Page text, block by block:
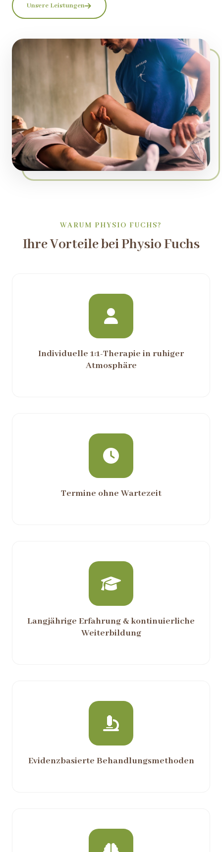
Unsere Leistungen
WARUM PHYSIO FUCHS?
Ihre Vorteile bei Physio Fuchs
Individuelle 1:1-Therapie in ruhiger
Atmosphäre
Termine ohne Wartezeit
Langjährige Erfahrung & kontinuierliche
Weiterbildung
Evidenzbasierte Behandlungsmethoden